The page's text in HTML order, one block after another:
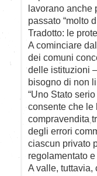
lavorano anche
passato “molto
Tradotto: le
A cominciare
dei comuni
delle istituzioni
bisogno di non
“Uno Stato
consente che le
compravendita
degli errori
ciascun privato
regolamentato
A valle, tuttavia,